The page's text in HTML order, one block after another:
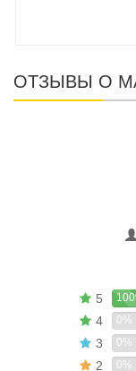
ОТЗЫВЫ О
5
4 0%
3 0%
2 0%